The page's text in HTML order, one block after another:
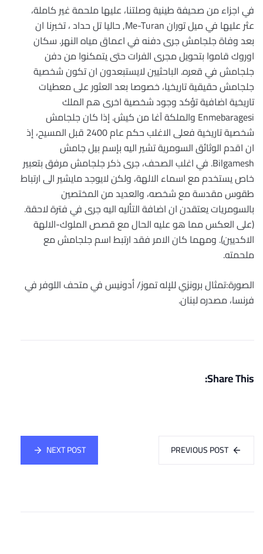
في اجزاء من صحيفة طينية وصلتنا، عليها ملحمة غير كاملة،
عثر عليها في ميل توران Me-Turan, حاليا تل حداد ، تخبرنا ان
بعد وفاة جلجامش جرى دفنه في اعماق مياه النهر. سكان
اوروك قاموا بتحويل مجرى الفرات حتى يتمكنوا من دفن
جلجامش في قعره. الباحثيين لايستبعدون ان تكون شخصية
جلجامش حقيقية تاريخيا، خصوصا بعد العثور على معطيات
تاريخية اضافية تؤكد وجود شخصية اخرى هم الملك
Enmebaragesi والملكة آغا من كيش. إذا كان جلجامش
شخصية تاريخية فعلى الاغلب حكم عام 2400 قبل المسيح، إذ
ان اقدم الوثائق السومرية تشير اليه بإسم بيل جامش
Bilgamesh. في اغلب الصحف، جرى ذكر جلجامش مرفق بتعبير
خاص يستخدم مع اسماء الالهة، ولكن لايوجد مايشير الى ارتباط
طقوس مقدسة مع شخصه، والعديد من المختصين
بالسومريات يعتقدن ان اضافة التأليه اليه جرى في فترة لاحقة.
(على العكس مما هو عليه الحال مع قصص الملوك-الالهة
الاكديين). ومهما كان الامر فقد ارتبط اسم جلجامش مع
ملحمته.
الصورة:تمثال برونزي للإله تموز/ أدونيس في متحف اللوفر في
فرنسا، مصدره لبنان.
Share This:
PREVIOUS POST
NEXT POST